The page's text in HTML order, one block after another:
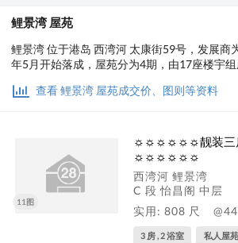
鲤景湾 屋苑
鲤景湾 位于港岛 西湾河 太康街59号，发展商
年5月开始落成，屋苑分为4期，由17座楼宇
场；交通便利，步行至港铁时间约2分钟，小
查看 鲤景湾 屋苑成交价、图则等资料
11图
☼☼☼☼☼☼靓装三
☼☼☼☼☼☼
西湾河 鲤景湾
C 段 怡昌阁 中层
实用: 808 尺
3 房 , 2 浴室 私人屋苑